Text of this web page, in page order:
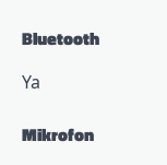
Bluetooth
Ya
Mikrofon